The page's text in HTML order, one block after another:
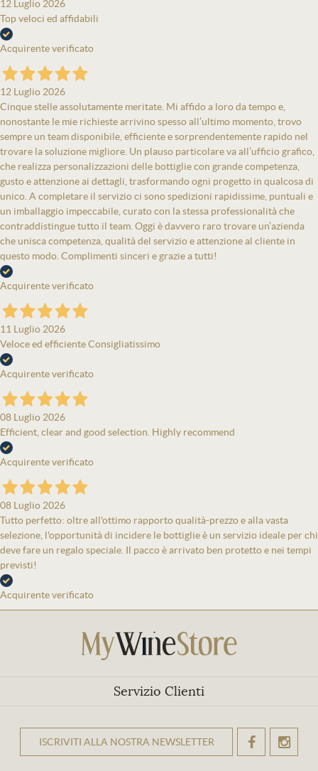
12 Luglio 2026
Top veloci ed affidabili
Acquirente verificato
12 Luglio 2026
Cinque stelle assolutamente meritate. Mi affido a loro da tempo e,
nonostante le mie richieste arrivino spesso all’ultimo momento, trovo
sempre un team disponibile, efficiente e sorprendentemente rapido nel
trovare la soluzione migliore. Un plauso particolare va all’ufficio grafico,
che realizza personalizzazioni delle bottiglie con grande competenza,
gusto e attenzione ai dettagli, trasformando ogni progetto in qualcosa di
unico. A completare il servizio ci sono spedizioni rapidissime, puntuali e
un imballaggio impeccabile, curato con la stessa professionalità che
contraddistingue tutto il team. Oggi è davvero raro trovare un’azienda
che unisca competenza, qualità del servizio e attenzione al cliente in
questo modo. Complimenti sinceri e grazie a tutti!
Acquirente verificato
11 Luglio 2026
Veloce ed efficiente Consigliatissimo
Acquirente verificato
08 Luglio 2026
Efficient, clear and good selection. Highly recommend
Acquirente verificato
08 Luglio 2026
Tutto perfetto: oltre all'ottimo rapporto qualità-prezzo e alla vasta
selezione, l'opportunità di incidere le bottiglie è un servizio ideale per chi
deve fare un regalo speciale. Il pacco è arrivato ben protetto e nei tempi
previsti!
Acquirente verificato
Servizio Clienti
ISCRIVITI ALLA NOSTRA NEWSLETTEROK